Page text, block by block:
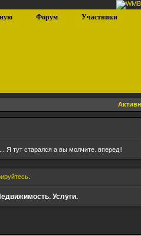
Форум Участники
Я тут старался а вы молчите. вперед!!
.
Услуги.